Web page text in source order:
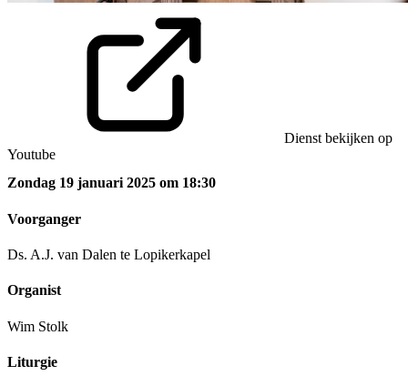
Dienst bekijken op
Youtube
Zondag 19 januari 2025 om 18:30
Voorganger
Ds. A.J. van Dalen te Lopikerkapel
Organist
Wim Stolk
Liturgie